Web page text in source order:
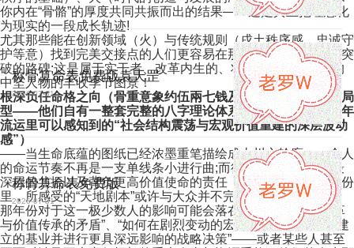
你内在“骨骼”的厚度共同共振而出的结果——这是真正把理想化
为现实的一段成长轨迹!
尤其那些能在创新领域（火）与传统规则（戌土秩序感、忠诚守
护等意）找到完美交接点的人们更容易在那一年留下一个向上突
破的路碑;这是属于实干者、改革内生的、将活力与厚重结合的
中坚人物的丰收季节图景！
根深负任命格之向（骨重意象约伍兩七钱及更超重级、或特别局
型——他们自有一整套完整的八字理论体系进行精算；但在当年
流运里可以感知到的“社会结构震荡与宏观价值重建的深层波动
感”）
——当生命底蕴的图纸已经浓墨重笔描绘成山川之轮廓——个人
的命运节奏不再是一支单线条小进行曲;而往往是与时代脉搏最
深层的共振以及背负更高价值使命的责任！他们在那一特殊年份
里，所感受的“天地剧本”或许与大众并不完全相同。
那年份对于这一极少数人的影响可能会落在“如何处理大局变革
与价值传承的矛盾”、“如何在剧烈变动的宏观环境下巩固已经建
立的基业并进行更具深远影响的战略决策”——或者某些人甚至
称骨算命表免费版袁天罡
2026-07-31
称骨算命表免费版
2026-07-31